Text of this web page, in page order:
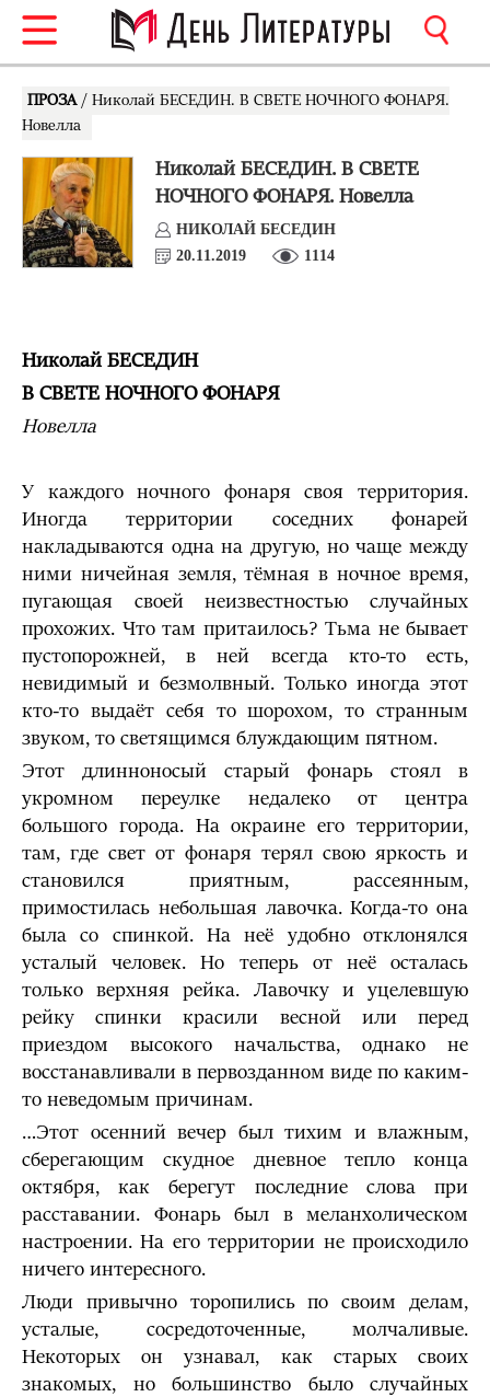
ПРОЗА / Николай БЕСЕДИН. В СВЕТЕ НОЧНОГО ФОНАРЯ.
Новелла
Николай БЕСЕДИН. В СВЕТЕ
НОЧНОГО ФОНАРЯ. Новелла
НИКОЛАЙ БЕСЕДИН
20.11.2019
1114
Николай БЕСЕДИН
В СВЕТЕ НОЧНОГО ФОНАРЯ
Новелла
У каждого ночного фонаря своя территория.
Иногда территории соседних фонарей
накладываются одна на другую, но чаще между
ними ничейная земля, тёмная в ночное время,
пугающая своей неизвестностью случайных
прохожих. Что там притаилось? Тьма не бывает
пустопорожней, в ней всегда кто-то есть,
невидимый и безмолвный. Только иногда этот
кто-то выдаёт себя то шорохом, то странным
звуком, то светящимся блуждающим пятном.
Этот длинноносый старый фонарь стоял в
укромном переулке недалеко от центра
большого города. На окраине его территории,
там, где свет от фонаря терял свою яркость и
становился приятным, рассеянным,
примостилась небольшая лавочка. Когда-то она
была со спинкой. На неё удобно отклонялся
усталый человек. Но теперь от неё осталась
только верхняя рейка. Лавочку и уцелевшую
рейку спинки красили весной или перед
приездом высокого начальства, однако не
восстанавливали в первозданном виде по каким-
то неведомым причинам.
…Этот осенний вечер был тихим и влажным,
сберегающим скудное дневное тепло конца
октября, как берегут последние слова при
расставании. Фонарь был в меланхолическом
настроении. На его территории не происходило
ничего интересного.
Люди привычно торопились по своим делам,
усталые, сосредоточенные, молчаливые.
Некоторых он узнавал, как старых своих
знакомых, но большинство было случайных